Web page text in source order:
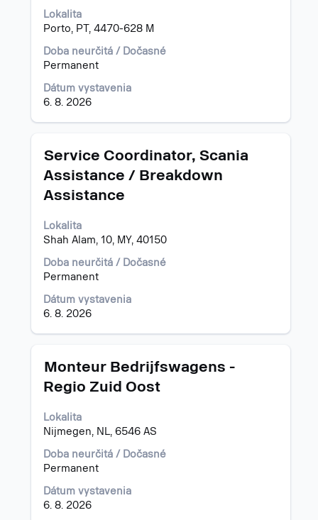
Lokalita
Porto, PT, 4470-628 M
Doba neurčitá / Dočasné
Permanent
Dátum vystavenia
6. 8. 2026
na
zobrazenie
celého
obsahu
informácií
pracovnej
pozícii.
Názov
Service Coordinator, Scania
Assistance / Breakdown
Assistance
Lokalita
Shah Alam, 10, MY, 40150
Doba neurčitá / Dočasné
Permanent
Dátum vystavenia
6. 8. 2026
Stlačte
na
zobrazenie
obsahu
informácií
pracovnej
pozícii.
Názov
Monteur Bedrijfswagens -
Regio Zuid Oost
Lokalita
Nijmegen, NL, 6546 AS
Doba neurčitá / Dočasné
Permanent
Dátum vystavenia
6. 8. 2026
Stlačte
na
celého
obsahu
informácií
o
pozícii.